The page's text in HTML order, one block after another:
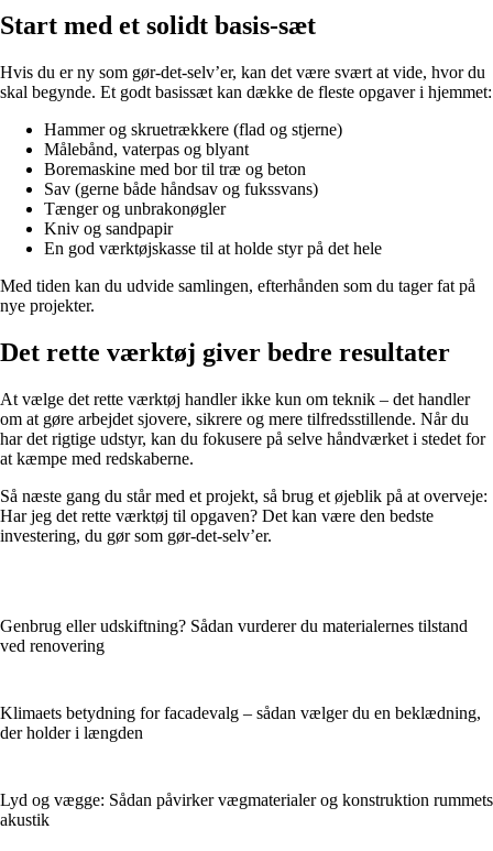
Start med et solidt basis-sæt
Hvis du er ny som gør-det-selv’er, kan det være svært at vide, hvor du
skal begynde. Et godt basissæt kan dække de fleste opgaver i hjemmet:
Hammer og skruetrækkere (flad og stjerne)
Målebånd, vaterpas og blyant
Boremaskine med bor til træ og beton
Sav (gerne både håndsav og fukssvans)
Tænger og unbrakonøgler
Kniv og sandpapir
En god værktøjskasse til at holde styr på det hele
Med tiden kan du udvide samlingen, efterhånden som du tager fat på
nye projekter.
Det rette værktøj giver bedre resultater
At vælge det rette værktøj handler ikke kun om teknik – det handler
om at gøre arbejdet sjovere, sikrere og mere tilfredsstillende. Når du
har det rigtige udstyr, kan du fokusere på selve håndværket i stedet for
at kæmpe med redskaberne.
Så næste gang du står med et projekt, så brug et øjeblik på at overveje:
Har jeg det rette værktøj til opgaven? Det kan være den bedste
investering, du gør som gør-det-selv’er.
Genbrug eller udskiftning? Sådan vurderer du materialernes tilstand
ved renovering
Klimaets betydning for facadevalg – sådan vælger du en beklædning,
der holder i længden
Lyd og vægge: Sådan påvirker vægmaterialer og konstruktion rummets
akustik